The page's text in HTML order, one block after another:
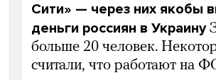
Сити» — через них якобы
деньги россиян в Украину
больше 20 человек.
считали, что работают на